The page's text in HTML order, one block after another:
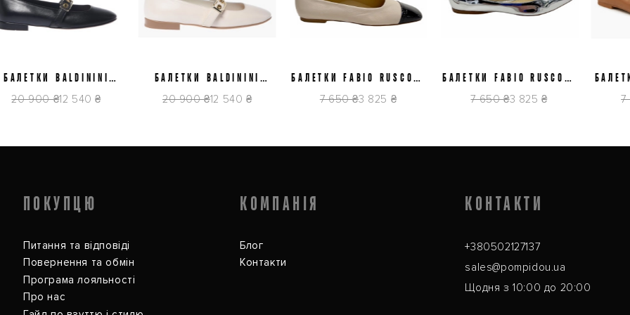
37 38,539 39,5 40
BALDININI
20 900 ₴12 540 ₴
3738
БАЛЕТКИ BALDININI
20 900 ₴12 540 ₴
38,539
БАЛЕТКИ FABIO RUSCONI
7 650 ₴3 825 ₴
38 39,5
БАЛЕТКИ FABIO RUSCONI
7 650 ₴3 825 ₴ 7
ПОКУПЦЮ
Питання та відповіді
Повернення та обмін
Програма лояльності
Про нас
КОМПАНІЯ
Блог
Контакти
КОНТАКТИ
+380502127137
sales@pompidou.ua
Щодня з 10:00 до 20:00